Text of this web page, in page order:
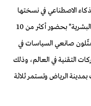
للذكاء الاصطناعي في نسختها
الثانية تحت شعار "الذكاء الاصطناعي لخير البشرية" بحضور أكثر من 10
متحدث من 90 دولة يمثّلون صانعي السياسات في
التقنية في العالم، وذلك
بمدينة الرياض وتستمر ثلاثة